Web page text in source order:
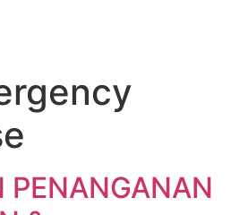
PENANGANAN